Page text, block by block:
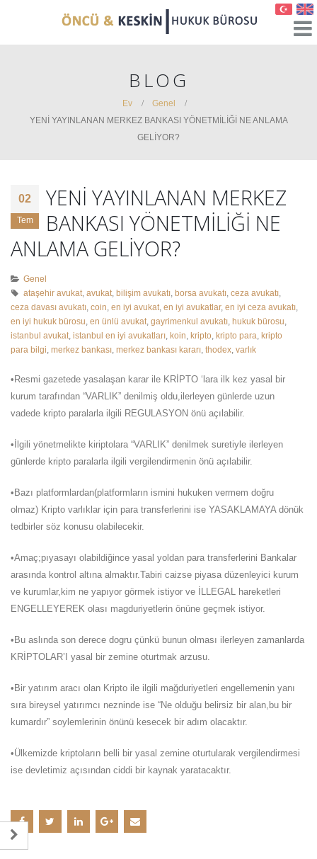
BLOG
Ev
Genel
YENİ YAYINLANAN MERKEZ BANKASI YÖNETMİLİĞİ NE ANLAMA
GELİYOR?
02
Tem
YENİ YAYINLANAN MERKEZ
BANKASI YÖNETMİLİĞİ NE
ANLAMA GELİYOR?
Genel
ataşehir avukat, avukat, bilişim avukatı, borsa avukatı, ceza avukatı,
ceza davası avukatı coin en iyi avukat en iyi avukatlar, en iyi ceza avukatı
en iyi hukuk bürosu en ünlü avukat gayrimenkul avukatı hukuk bürosu
istanbul avukat istanbul en iyi avukatları koin kripto kripto para kripto
para bilgi merkez bankası merkez bankası kararı thodex varlık
•Resmi gazetede yasalaşan karar ile KRİPTO ‘lara ilk kez yasal bir
kurum tarafından “VARLIK” denilmiş oldu,ilerleyen günlerde uzun
vadede kripto paralarla ilgili REGULASYON önü açılabilir.
•İlgili yönetmelikte kiriptolara “VARLIK” denilmek suretiyle ilerleyen
günlerde kripto paralarla ilgili vergilendirmenin önü açılabilir.
•Bazı platformlardan(platformların ismini hukuken vermem doğru
olmaz) Kripto varlıklar için para transferlerini ise YASAKLAMAYA dönük
tedbirler söz konusu olabilecekir.
•Amaç;pıyasayı olabildiğince yasal yoldan para transferlerini Bankalar
arasında kontrol altına almaktır.Tabiri caizse piyasa düzenleyici kurum
ve kurumlar,kim ne yapıyor görmek istiyor ve İLLEGAL hareketleri
ENGELLEYEREK olası magduriyetlerin önüne geçmek istiyor.
•Bu aslında son derece dogru çünkü bunun olması ilerleyen zamanlarda
KRİPTOLAR’I yasal bir zemine oturtmak arzusu.
•Bir yatırım aracı olan Kripto ile ilgili mağduriyetleri engellemenin yanı
sıra bireysel yatırımcı nezninde ise “Ne olduğu belirsiz bir alan,bu bir
kumardır” soylemlerinin önünü kesecek bir adım olacaktır.
•Ülkemizde kriptoların belli bir yasal zemine oturtularak vergilendirmesi
ise devletimiz açısından ciddi bir kaynak yaratacaktır.